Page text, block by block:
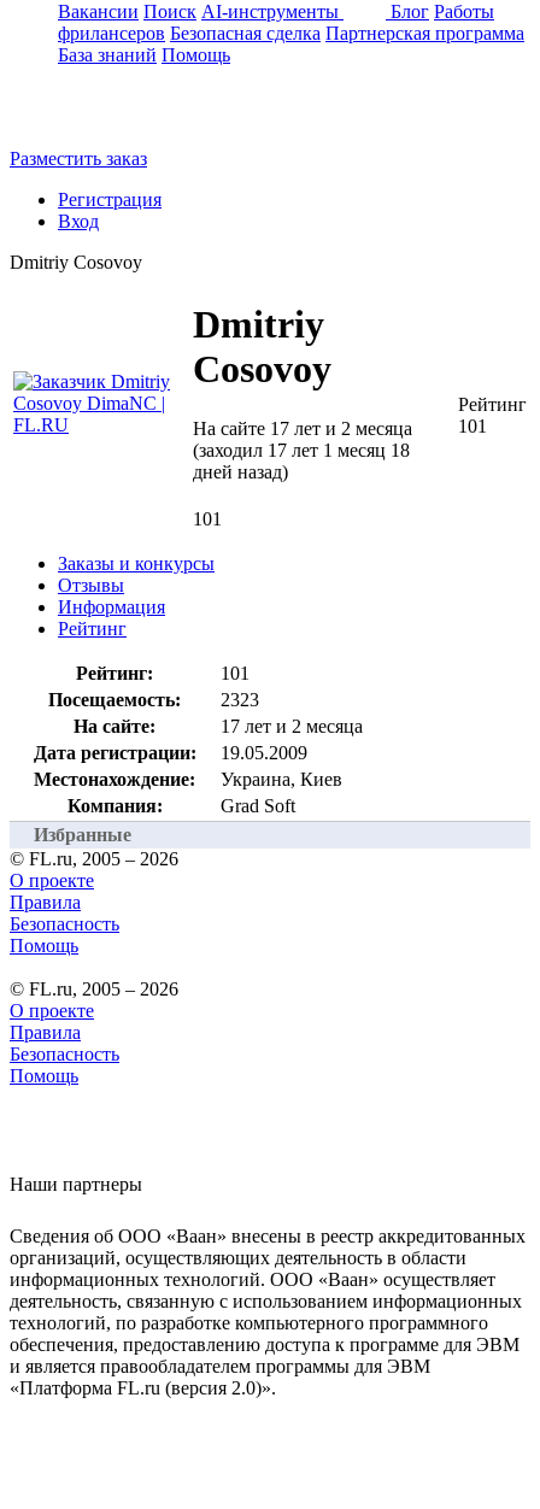
Вакансии Поиск AI-инструменты Блог Работы
фрилансеров Безопасная сделка Партнерская программа
База знаний Помощь
Разместить заказ
Регистрация
Вход
Dmitriy Cosovoy
Dmitriy
Cosovoy
На сайте 17 лет и 2 месяца
(заходил 17 лет 1 месяц 18
дней назад)
101
Рейтинг
101
Заказы и конкурсы
Отзывы
Информация
Рейтинг
Рейтинг:
101
Посещаемость:
2323
На сайте:
17 лет и 2 месяца
Дата регистрации:
19.05.2009
Местонахождение:
Украина, Киев
Компания:
Grad Soft
Избранные
© FL.ru, 2005 – 2026
О проекте
Правила
Безопасность
Помощь
© FL.ru, 2005 – 2026
О проекте
Правила
Безопасность
Помощь
Наши партнеры
Сведения об ООО «Ваан» внесены в реестр аккредитованных
организаций, осуществляющих деятельность в области
информационных технологий. ООО «Ваан» осуществляет
деятельность, связанную с использованием информационных
технологий, по разработке компьютерного программного
обеспечения, предоставлению доступа к программе для ЭВМ
и является правообладателем программы для ЭВМ
«Платформа FL.ru (версия 2.0)».